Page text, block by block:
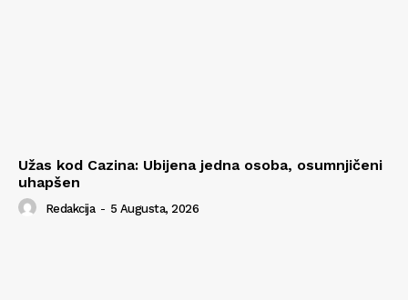
Užas kod Cazina: Ubijena jedna osoba, osumnjičeni
uhapšen
Redakcija - 5 Augusta, 2026